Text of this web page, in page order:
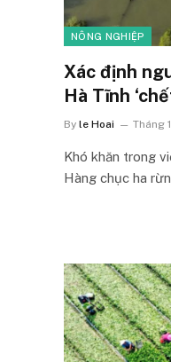
NÔNG NGHIỆP
Xác định
Hà Tĩnh
By le Hoai Tháng
Khó khăn trong
Hàng chục ha